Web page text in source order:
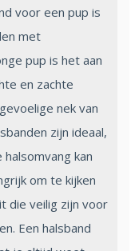
voor een pup is
met
pup is het aan
en zachte
nek van
zijn ideaal,
kan
om te kijken
die veilig zijn voor
Een halsband